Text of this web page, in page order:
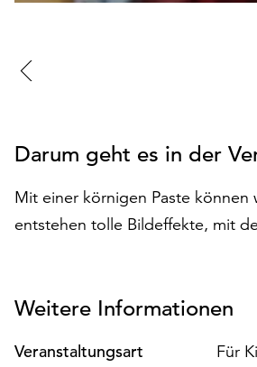
Darum geht es in der
Mit einer körnigen Paste
entstehen tolle Bildeffekte, mit
Weitere Informationen
Veranstaltungsart
Für